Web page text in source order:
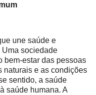
une saúde e
Uma sociedade
bem-estar das pessoas
naturais e as condições
sentido, a saúde
saúde humana. A